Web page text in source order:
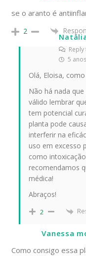
se o aranto é
2
5
Olá, Eloisa, como
Não há nada
válido lembrar
tem potencial
planta pode
interferir na
uso em excesso
como
recomendamos
médica!
Abraços!
2
Vanessa
Como consigo essa